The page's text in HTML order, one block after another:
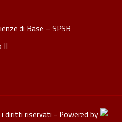
di Base – SPSB
II
diritti riservati - Powered by